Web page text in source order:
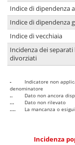
Indice di dipendenza
Indice di dipendenza
Indice di vecchiaia
Incidenza dei
divorziati
-
Indicatore non
denominatore
..
Dato non ancora
...
Dato non rilevato
....
La mancanza o
Incidenza